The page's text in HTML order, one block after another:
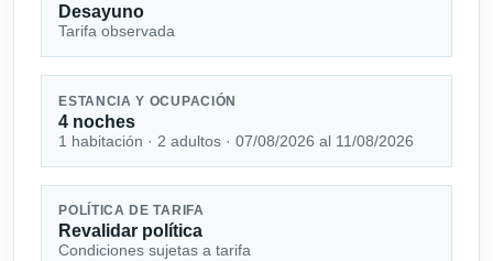
Desayuno
Tarifa observada
ESTANCIA Y OCUPACIÓN
4 noches
1 habitación · 2 adultos · 07/08/2026 al 11/08/2026
POLÍTICA DE TARIFA
Revalidar política
Condiciones sujetas a tarifa